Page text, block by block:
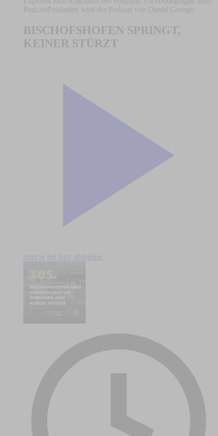
PodcastProduziert wird der Podcast von Daniel George.
BISCHOFSHOFEN SPRINGT,
KEINER STÜRZT
Jetzt in der App abspielen